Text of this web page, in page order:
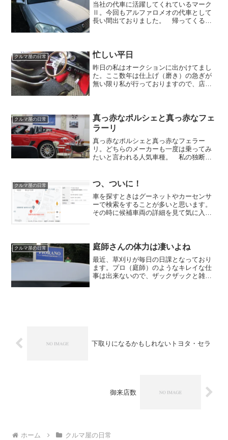
当社の代車に活躍してくれているマーク
Ⅱ。今回もアルファロメオの代車として
長い間出ておりました。 帰ってくると
でございました。 半分し...
クルマ屋の日常 忙しい平日
昨日の私はオークションに出かけてまし
た。ここ数年は仕上げ（磨き）の急ぎが
無い限り私が行っておりますので、店番
みたいでお疲れ様でござ...
クルマ屋の日常
真っ赤なポルシェと真っ赤なフェ
ラーリ
真っ赤なポルシェと真っ赤なフェラー
リ。どちらのメーカーも一度は乗ってみ
たいと言われる人気車種。 私の独断と
ラーリ。真っ赤なフェラーリといったら
これは外せない。 Ｂ面のマ...
クルマ屋の日常 つ、ついに！
車を探すときはグーネットやカーセンサ
ーで検索をすることが多いと思います。
その時に候補車両の詳細を見て気に入っ
舗詳細欄）の「販売店地図...
クルマ屋の日常 庭師さんの体力は凄いよね
最近、草刈りが毎日の日課となっており
ます。プロ（庭師）のようなキレイな仕
事は出来ないので、ザックザックと雑草
下取りになるかもしれないトヨタ・セラ
御来店数
ホーム クルマ屋の日常